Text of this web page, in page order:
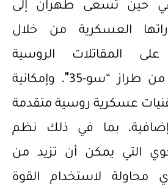
في حين تسعى طهران إلى
العسكرية من خلال
المقاتلات الروسية
المتطورة من طراز “سو-35″، وإمكانية
عسكرية روسية متقدمة
بما في ذلك نظم
التي يمكن أن تزيد من
محاولة لاستخدام القوة